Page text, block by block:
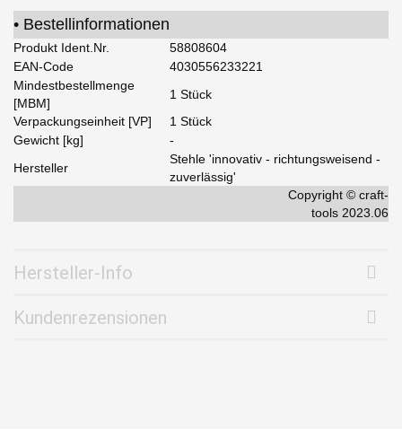
• Bestellinformationen
Produkt Ident.Nr.
58808604
EAN-Code
4030556233221
Mindestbestellmenge
[MBM]
1 Stück
Verpackungseinheit [VP]
1 Stück
Gewicht [kg]
-
Hersteller
Stehle 'innovativ - richtungsweisend -
zuverlässig'
Copyright © craft-
tools 2023.06
Hersteller-Info
Kundenrezensionen